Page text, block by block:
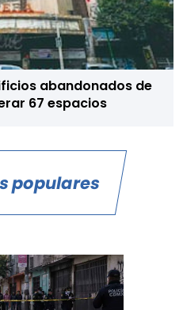
abandonados de
67 espacios
populares